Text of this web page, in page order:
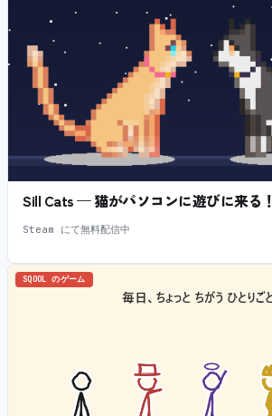
Sill Cats — 猫がパソコンに遊びに来る！
Steam にて無料配信中
SQOOL のゲーム